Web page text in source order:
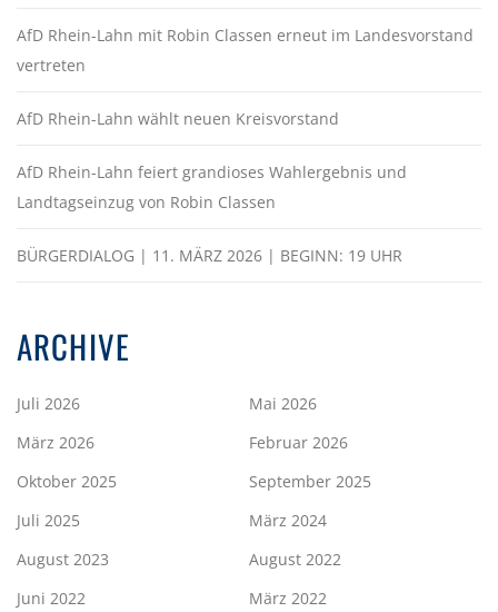
AfD Rhein-Lahn mit Robin Classen erneut im Landesvorstand
vertreten
AfD Rhein-Lahn wählt neuen Kreisvorstand
AfD Rhein-Lahn feiert grandioses Wahlergebnis und
Landtagseinzug von Robin Classen
BÜRGERDIALOG | 11. MÄRZ 2026 | BEGINN: 19 UHR
ARCHIVE
Juli 2026
Mai 2026
März 2026
Februar 2026
Oktober 2025
September 2025
Juli 2025
März 2024
August 2023
August 2022
Juni 2022
März 2022